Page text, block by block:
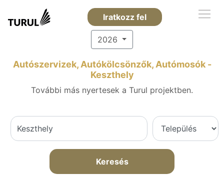
Iratkozz fel
2026
Autószervizek, Autókölcsönzők, Autómosók -
Keszthely
További más nyertesek a Turul projektben.
Keresés